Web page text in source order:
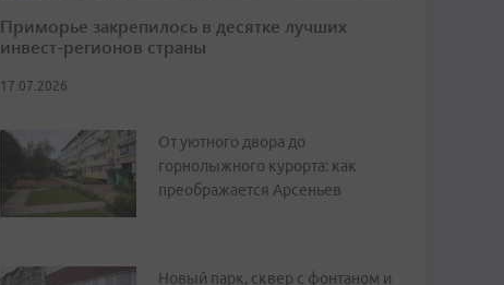
Приморье закрепилось в десятке лучших
инвест-регионов страны
17.07.2026
От уютного двора до
горнолыжного курорта: как
преображается Арсеньев
Новый парк, сквер с фонтаном и